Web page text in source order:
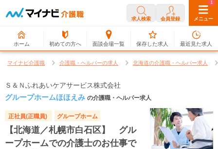
求人検索 会員登録 メニュー
ホーム 初めての方へ 面談会場一覧
0
保存した求人
1
最近見た求人
マイナビ介護職 介護職・ヘルパーの求人 北海道の介護職・ヘルパー求人
Ｓ＆Ｎふれあいケアサービス株式会社
グループホームほほえみ の介護職・ヘルパー求人
正社員(正職員) グループホーム
【北海道／札幌市白石区】 グル
ープホームでの介護士のお仕事で